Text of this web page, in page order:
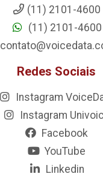
(11) 2101-4600
(11) 2101-4600
Redes Sociais
Instagram
Instagram
Facebook
YouTube
Linkedin